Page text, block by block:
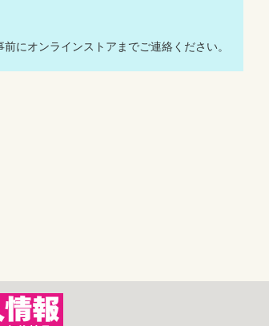
にオンラインストアまでご連絡ください。